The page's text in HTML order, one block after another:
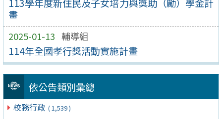
113學年度新住民及子女培力與獎助（勵）學金計
畫
2025-01-13 輔導組
114年全國孝行獎活動實施計畫
依公告類別彙總
校務行政 ( 1,539 )